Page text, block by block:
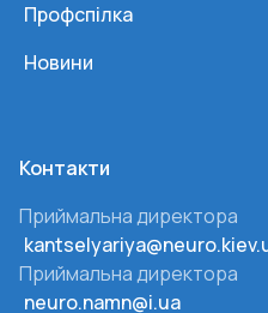
Профспілка
Новини
Контакти
Приймальна директора
Приймальна директора
neuro.namn@i.ua